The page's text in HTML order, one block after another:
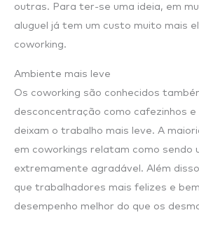
outras. Para ter-se uma ideia, em
aluguel já tem um custo muito mais
coworking.
Ambiente mais leve
Os coworking são conhecidos
desconcentração como cafezinhos e
deixam o trabalho mais leve. A
em coworkings relatam como sendo
extremamente agradável. Além
que trabalhadores mais felizes e
desempenho melhor do que os